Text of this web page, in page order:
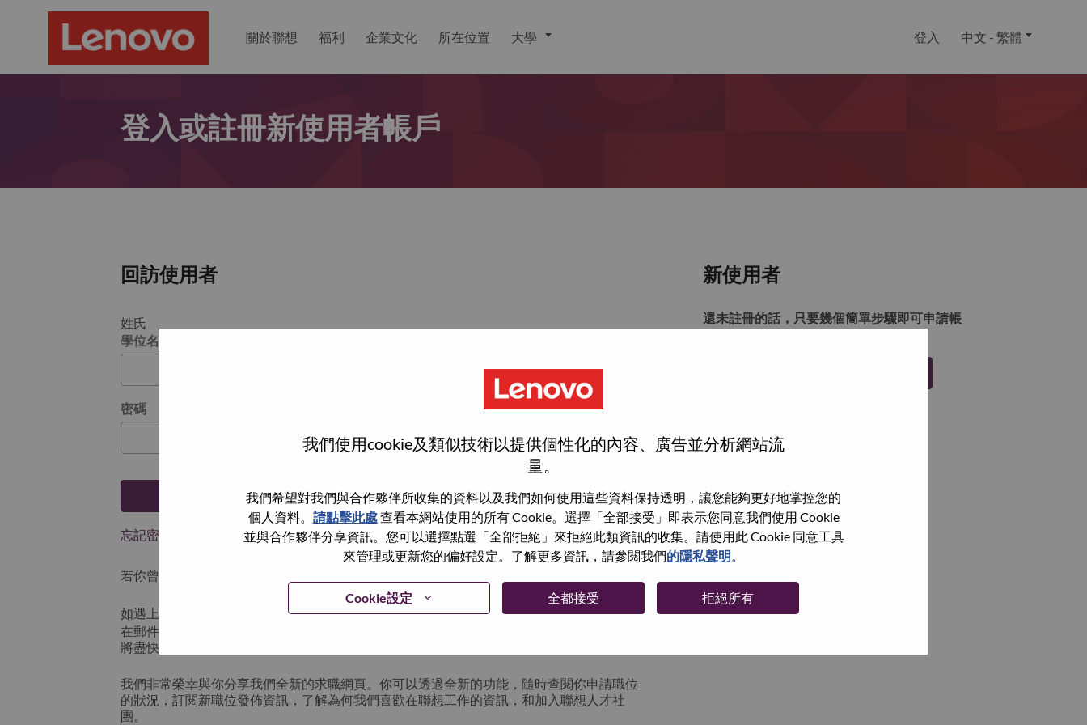
我們使用cookie及類似技術以提供個性化的內容、廣告並分析網站流
量。
我們希望對我們與合作夥伴所收集的資料以及我們如何使用這些資料保持透明，讓您能夠更好地掌控您的
個人資料。 請點擊此處查看本網站使用的所有 Cookie。選擇「全部接受」即表示您同意我們使用 Cookie
並與合作夥伴分享資訊。您可以選擇點選「全部拒絕」來拒絕此類資訊的收集。請使用此 Cookie 同意工具
來管理或更新您的偏好設定。了解更多資訊，請參閱我們的隱私聲明。
Cookie設定 全都接受 拒絕所有
關於聯想 福利 企業文化 所在位置 大學 登入 中文 - 繁體
登入或註冊新使用者帳戶
回訪使用者
姓氏
學位名稱
密碼
登入
忘記密碼了？
若你曾使用你的電子郵件申請我們的職位，你可以選擇”忘記密碼”重新設定你的登入資料
如遇上登入問題，或無法建立帳號。請連絡我們的人力資源部門hrsupport@lenovo.com請
在郵件的主題寫上 “Application login issue” 及在郵件中例明你遇到的問題和附上截圖。我們
將盡快與你聯絡。
我們非常榮幸與你分享我們全新的求職網頁。你可以透過全新的功能，隨時查閱你申請職位
的狀況，訂閱新職位發佈資訊，了解為何我們喜歡在聯想工作的資訊，和加入聯想人才社
團。
新使用者
還未註冊的話，只要幾個簡單步驟即可申請帳